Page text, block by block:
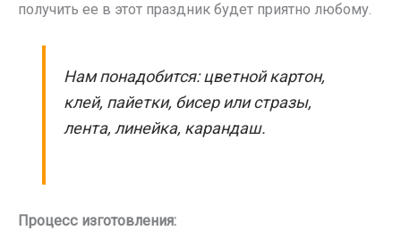
получить ее в этот праздник будет приятно любому.
Нам понадобится: цветной картон,
клей, пайетки, бисер или стразы,
лента, линейка, карандаш.
Процесс изготовления: